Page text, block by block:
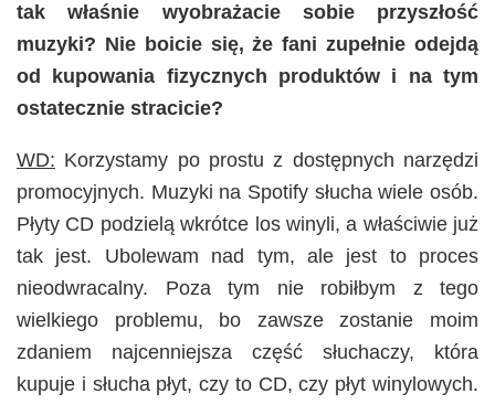
tak właśnie wyobrażacie sobie przyszłość
muzyki? Nie boicie się, że fani zupełnie odejdą
od kupowania fizycznych produktów i na tym
ostatecznie stracicie?
WD: Korzystamy po prostu z dostępnych narzędzi
promocyjnych. Muzyki na Spotify słucha wiele osób.
Płyty CD podzielą wkrótce los winyli, a właściwie już
tak jest. Ubolewam nad tym, ale jest to proces
nieodwracalny. Poza tym nie robiłbym z tego
wielkiego problemu, bo zawsze zostanie moim
zdaniem najcenniejsza część słuchaczy, która
kupuje i słucha płyt, czy to CD, czy płyt winylowych.